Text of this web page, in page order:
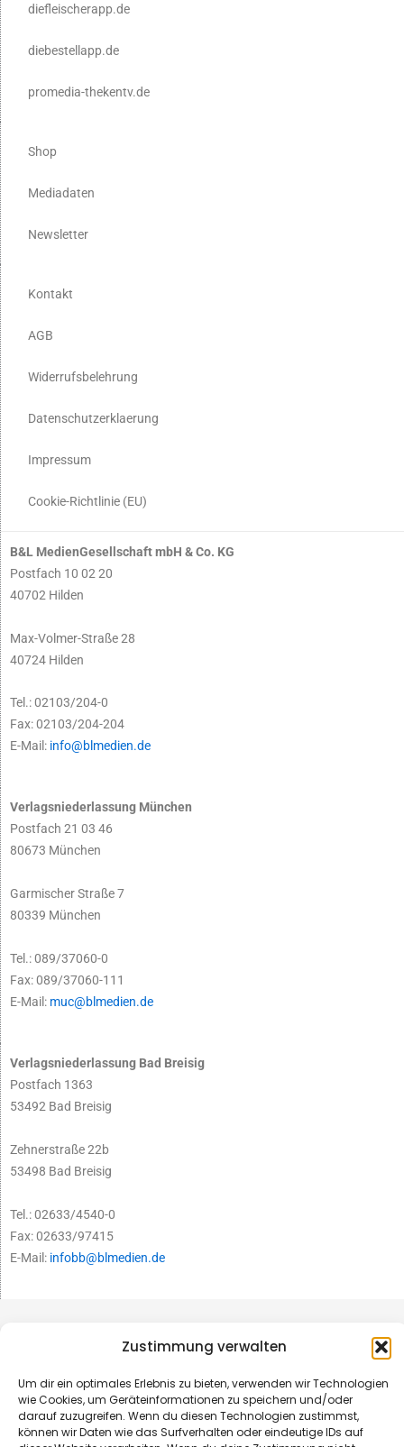
Zustimmung verwalten
Um dir ein optimales Erlebnis zu bieten, verwenden wir Technologien
wie Cookies, um Geräteinformationen zu speichern und/oder
darauf zuzugreifen. Wenn du diesen Technologien zustimmst,
können wir Daten wie das Surfverhalten oder eindeutige IDs auf
diefleischerapp.de
diebestellapp.de
promedia-thekentv.de
Shop
Mediadaten
Newsletter
Kontakt
AGB
Widerrufsbelehrung
Datenschutzerklaerung
Impressum
Cookie-Richtlinie (EU)
B&L MedienGesellschaft mbH & Co. KG
Postfach 10 02 20
40702 Hilden
Max-Volmer-Straße 28
40724 Hilden
Tel.: 02103/204-0
Fax: 02103/204-204
E-Mail: info@blmedien.de
Verlagsniederlassung München
Postfach 21 03 46
80673 München
Garmischer Straße 7
80339 München
Tel.: 089/37060-0
Fax: 089/37060-111
E-Mail: muc@blmedien.de
Verlagsniederlassung Bad Breisig
Postfach 1363
53492 Bad Breisig
Zehnerstraße 22b
53498 Bad Breisig
Tel.: 02633/4540-0
Fax: 02633/97415
E-Mail: infobb@blmedien.de